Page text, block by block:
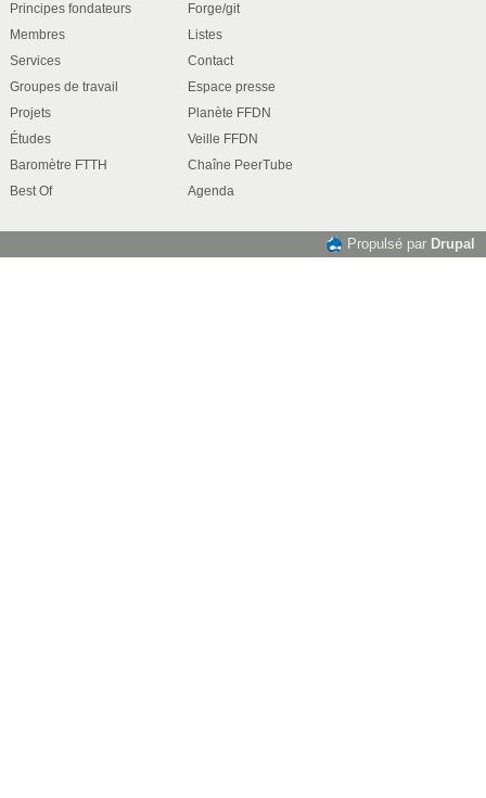
Principes fondateurs
Membres
Services
Groupes de travail
Projets
Études
Baromètre FTTH
Best Of
Forge/git
Listes
Contact
Espace presse
Planète FFDN
Veille FFDN
Chaîne PeerTube
Agenda
Propulsé par Drupal